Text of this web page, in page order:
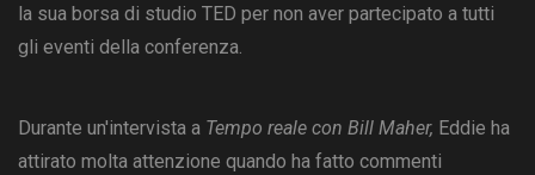
la sua borsa di studio TED per non aver partecipato a tutti
gli eventi della conferenza.
Durante un'intervista a Tempo reale con Bill Maher, Eddie ha
attirato molta attenzione quando ha fatto commenti